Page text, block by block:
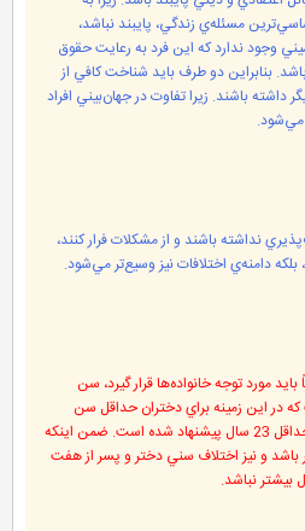
مسئله‌ي زندگي، پايبند نباشد،
وجود ندارد که اين فرد به رعايت حقوق
بنابراين دو طرف بايد شناخت کافي از
باشند. زيرا تفاوت در جهان‌بيني افراد
نداشته باشند و از مشکلات فرار کنند،
دامنه‌ي اختلافات نيز وسيع‌تر مي‌شود.
مورد توجه خانواده‌ها قرار گيرد، سن
در اين زمينه براي دختران حداقل سن
ازدواج 21 سال و براي پسران حداقل 23 سال پيشنهاد شده است. ضمن اينکه
و نيز اختلاف سني دختر و پسر از هفت